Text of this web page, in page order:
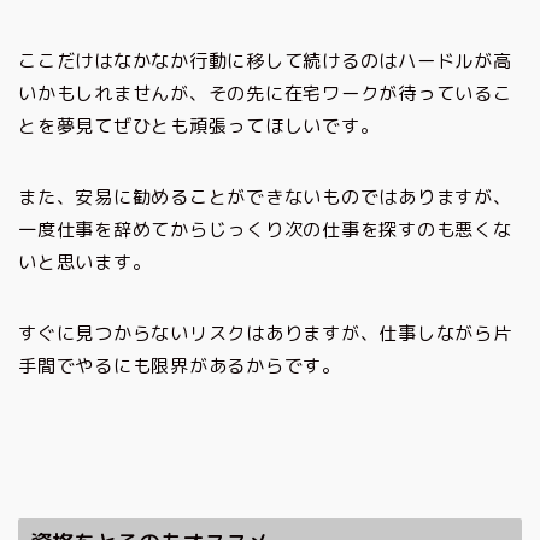
ここだけはなかなか行動に移して続けるのはハードルが高
いかもしれませんが、その先に在宅ワークが待っているこ
とを夢見てぜひとも頑張ってほしいです。
また、安易に勧めることができないものではありますが、
一度仕事を辞めてからじっくり次の仕事を探すのも悪くな
いと思います。
すぐに見つからないリスクはありますが、仕事しながら片
手間でやるにも限界があるからです。